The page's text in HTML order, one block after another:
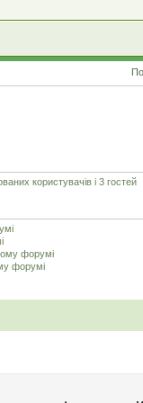
користувачів і 3 гостей
форумі
форумі